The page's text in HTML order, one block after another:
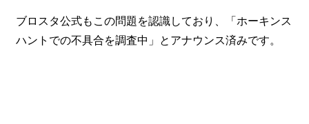
ブロスタ公式もこの問題を認識しており、「ホーキンス
ハントでの不具合を調査中」とアナウンス済みです。